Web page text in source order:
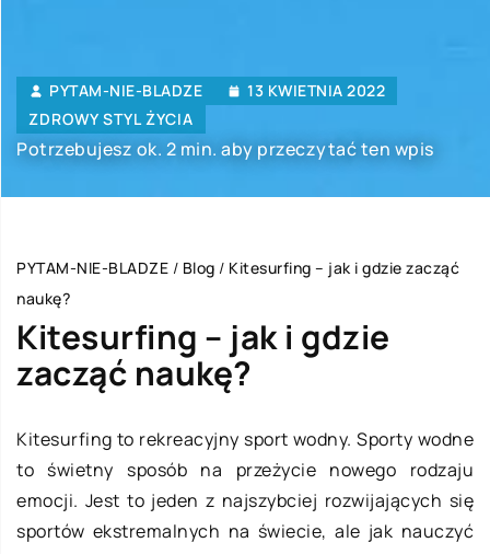
PYTAM-NIE-BLADZE
13 KWIETNIA 2022
ZDROWY STYL ŻYCIA
Potrzebujesz ok. 2 min. aby przeczytać ten wpis
PYTAM-NIE-BLADZE / Blog / Kitesurfing – jak i gdzie zacząć
naukę?
Kitesurfing – jak i gdzie
zacząć naukę?
Kitesurfing to rekreacyjny sport wodny. Sporty wodne
to świetny sposób na przeżycie nowego rodzaju
emocji. Jest to jeden z najszybciej rozwijających się
sportów ekstremalnych na świecie, ale jak nauczyć